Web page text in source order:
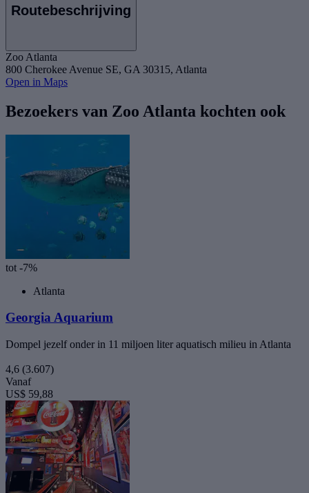
Routebeschrijving
Zoo Atlanta
800 Cherokee Avenue SE, GA 30315, Atlanta
Open in Maps
Bezoekers van Zoo Atlanta kochten ook
tot -7%
Atlanta
Georgia Aquarium
Dompel jezelf onder in 11 miljoen liter aquatisch milieu in Atlanta
4,6 (3.607)
Vanaf
US$ 59,88